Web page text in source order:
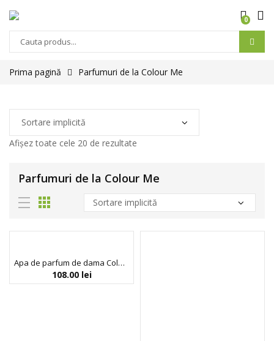
0
Prima pagină Parfumuri de la Colour Me
Afișez toate cele 20 de rezultate
Parfumuri de la Colour Me
Apa de parfum de dama Colour Me Aqua, Milton-Lloyd Fragrances, 100 ml
108.00 lei